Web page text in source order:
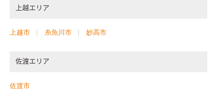
上越エリア
上越市 糸魚川市 妙高市
佐渡エリア
佐渡市